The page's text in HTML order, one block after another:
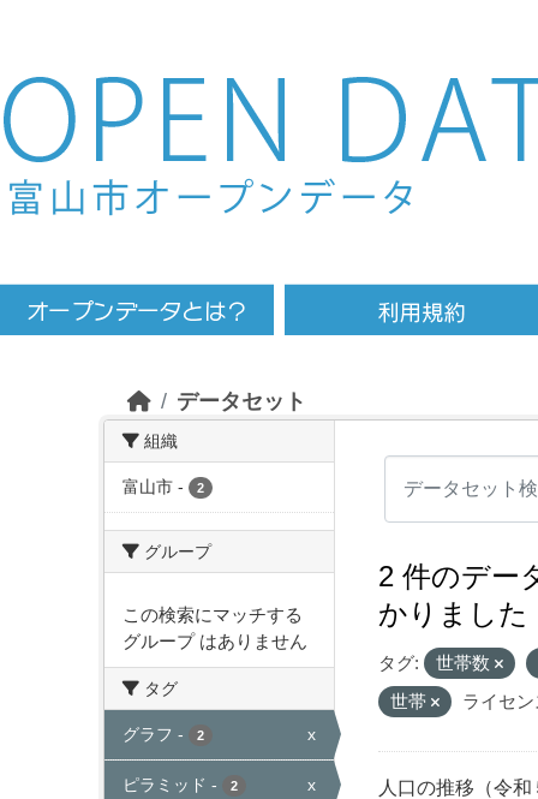
Skip to main content
データセット
組織
富山市 - 2
グループ
この検索にマッチする
グループ はありません
タグ
グラフ - 2 x
ピラミッド - 2 x
2 件のデー
かりました
タグ: 世帯数
世帯
ライセン
人口の推移（令和